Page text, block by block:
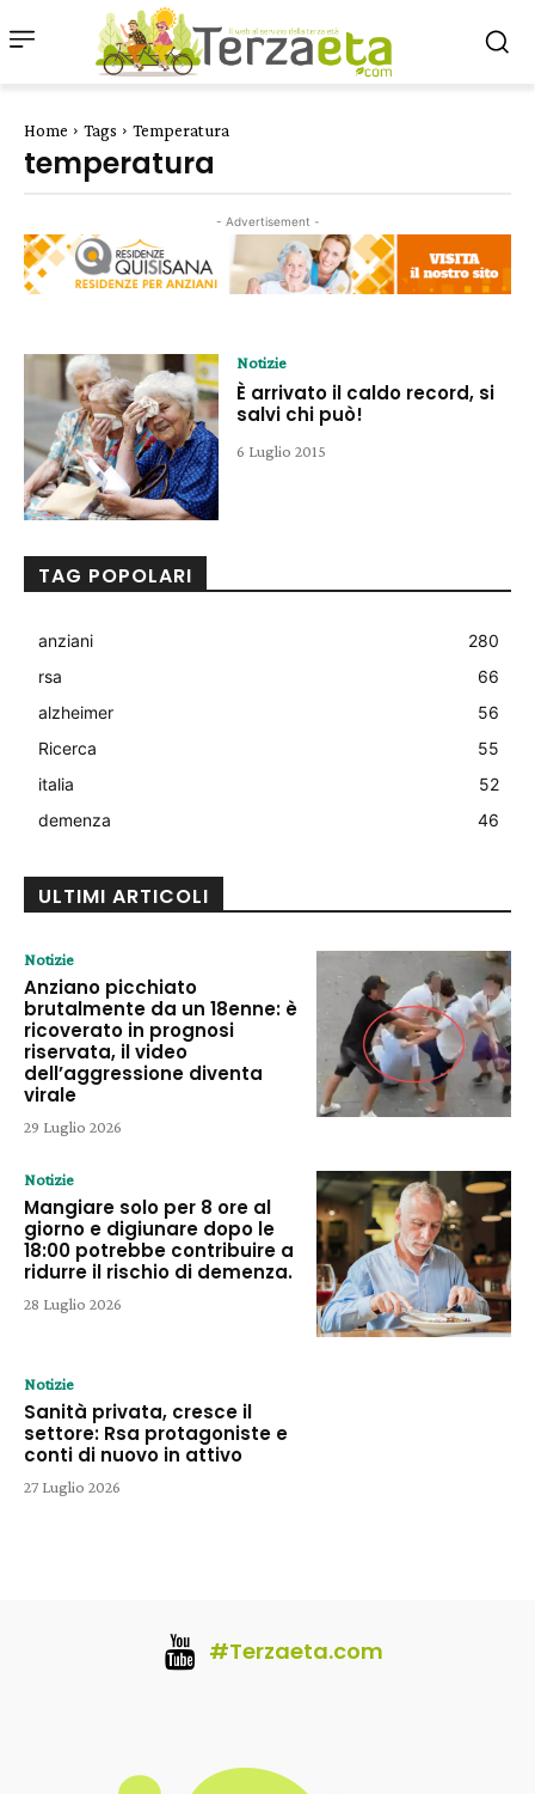
Home Tags Temperatura
temperatura
- Advertisement -
Notizie
È arrivato il caldo record, si
salvi chi può!
6 Luglio 2015
TAG POPOLARI
anziani
280
rsa
66
alzheimer
56
Ricerca
55
italia
52
demenza
46
ULTIMI ARTICOLI
Notizie
Anziano picchiato
brutalmente da un 18enne: è
ricoverato in prognosi
riservata, il video
dell’aggressione diventa
virale
29 Luglio 2026
Notizie
Mangiare solo per 8 ore al
giorno e digiunare dopo le
18:00 potrebbe contribuire a
ridurre il rischio di demenza.
28 Luglio 2026
Notizie
Sanità privata, cresce il
settore: Rsa protagoniste e
conti di nuovo in attivo
27 Luglio 2026
#Terzaeta.com